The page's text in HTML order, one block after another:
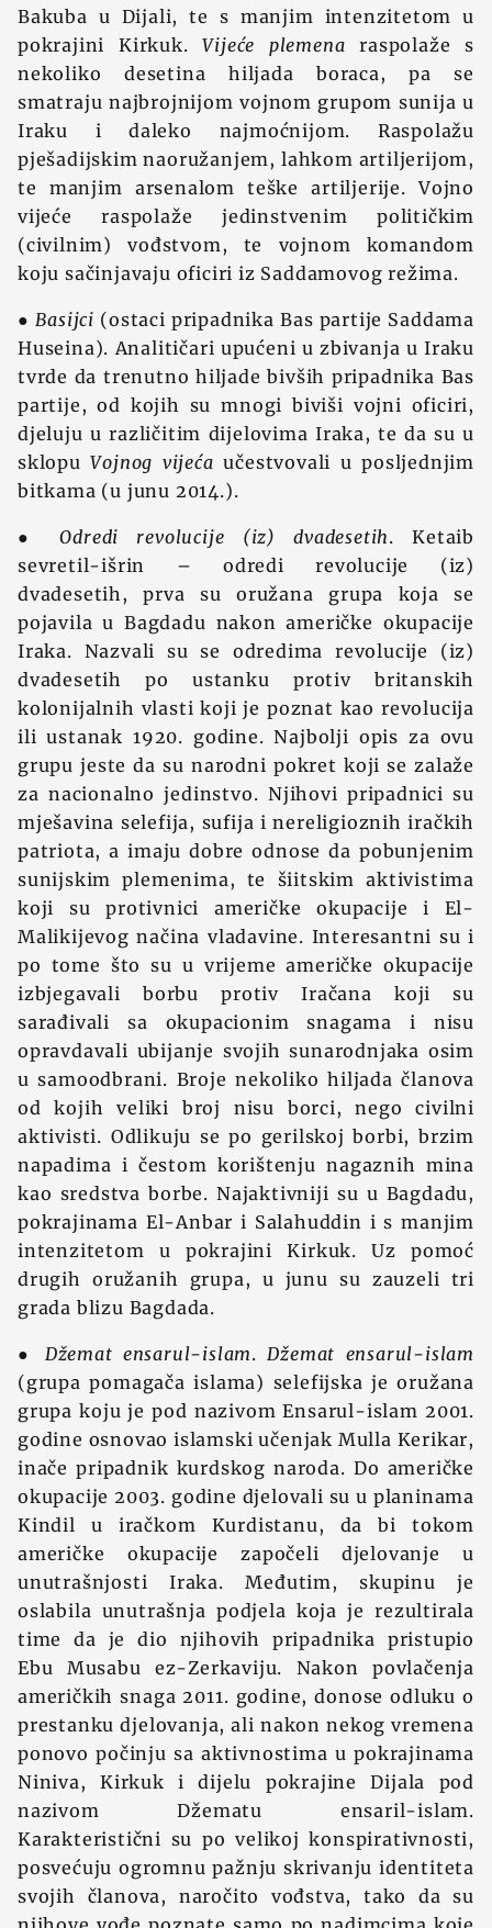
Bakuba u Dijali, te s manjim intenzitetom u
pokrajini Kirkuk.Vijeće plemena raspolaže s
nekoliko desetina hiljada boraca, pa se
smatraju najbrojnijom vojnom grupom sunija u
Iraku i daleko najmoćnijom. Raspolažu
pješadijskim naoružanjem, lahkom artiljerijom,
te manjim arsenalom teške artiljerije. Vojno
vijeće raspolaže jedinstvenim političkim
(civilnim) vođstvom, te vojnom komandom
koju sačinjavaju oficiri iz Saddamovog režima.
●Basijci (ostaci pripadnika Bas partije Saddama
Huseina). Analitičari upućeni u zbivanja u Iraku
tvrde da trenutno hiljade bivših pripadnika Bas
partije, od kojih su mnogi biviši vojni oficiri,
djeluju u različitim dijelovima Iraka, te da su u
sklopuVojnog vijeća učestvovali u posljednjim
bitkama (u junu 2014.).
●Odredi revolucije (iz) dvadesetih. Ketaib
sevretil-išrin – odredi revolucije (iz)
dvadesetih, prva su oružana grupa koja se
pojavila u Bagdadu nakon američke okupacije
Iraka. Nazvali su se odredima revolucije (iz)
dvadesetih po ustanku protiv britanskih
kolonijalnih vlasti koji je poznat kao revolucija
ili ustanak 1920. godine. Najbolji opis za ovu
grupu jeste da su narodni pokret koji se zalaže
za nacionalno jedinstvo. Njihovi pripadnici su
mješavina selefija, sufija i nereligioznih iračkih
patriota, a imaju dobre odnose da pobunjenim
sunijskim plemenima, te šiitskim aktivistima
koji su protivnici američke okupacije i El-
Malikijevog načina vladavine. Interesantni su i
po tome što su u vrijeme američke okupacije
izbjegavali borbu protiv Iračana koji su
sarađivali sa okupacionim snagama i nisu
opravdavali ubijanje svojih sunarodnjaka osim
u samoodbrani. Broje nekoliko hiljada članova
od kojih veliki broj nisu borci, nego civilni
aktivisti. Odlikuju se po gerilskoj borbi, brzim
napadima i čestom korištenju nagaznih mina
kao sredstva borbe. Najaktivniji su u Bagdadu,
pokrajinama El-Anbar i Salahuddin i s manjim
intenzitetom u pokrajini Kirkuk. Uz pomoć
drugih oružanih grupa, u junu su zauzeli tri
grada blizu Bagdada.
● Džemat ensarul-islam.Džemat ensarul-islam
(grupa pomagača islama) selefijska je oružana
grupa koju je pod nazivom Ensarul-islam 2001.
godine osnovao islamski učenjak Mulla Kerikar,
inače pripadnik kurdskog naroda. Do američke
okupacije 2003. godine djelovali su u planinama
Kindil u iračkom Kurdistanu, da bi tokom
američke okupacije započeli djelovanje u
unutrašnjosti Iraka. Međutim, skupinu je
oslabila unutrašnja podjela koja je rezultirala
time da je dio njihovih pripadnika pristupio
Ebu Musabu ez-Zerkaviju. Nakon povlačenja
američkih snaga 2011. godine, donose odluku o
prestanku djelovanja, ali nakon nekog vremena
ponovo počinju sa aktivnostima u pokrajinama
Niniva, Kirkuk i dijelu pokrajine Dijala pod
nazivom Džematu ensaril-islam.
Karakteristični su po velikoj konspirativnosti,
posvećuju ogromnu pažnju skrivanju identiteta
svojih članova, naročito vođstva, tako da su